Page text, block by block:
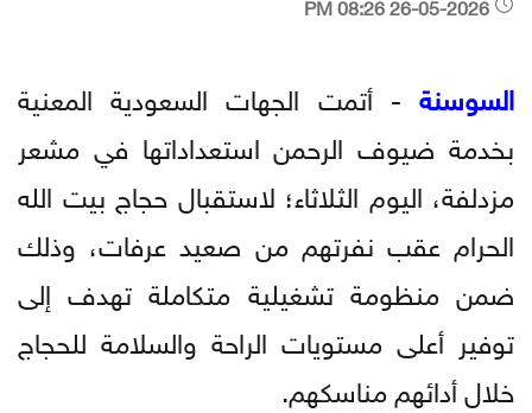
السوسنة - أتمت الجهات السعودية المعنية
بخدمة ضيوف الرحمن استعداداتها في مشعر
مزدلفة، اليوم الثلاثاء؛ لاستقبال حجاج بيت الله
الحرام عقب نفرتهم من صعيد عرفات، وذلك
ضمن منظومة تشغيلية متكاملة تهدف إلى
توفير أعلى مستويات الراحة والسلامة للحجاج
خلال أدائهم مناسكهم.